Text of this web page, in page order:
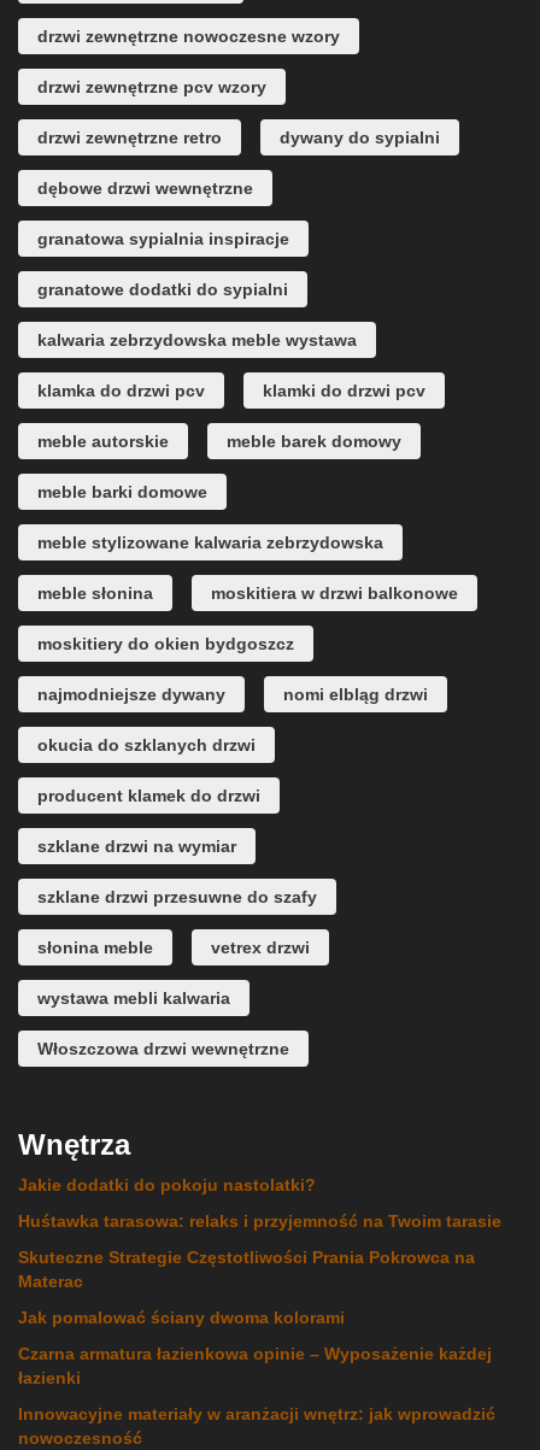
drzwi zewnętrzne nowoczesne wzory
drzwi zewnętrzne pcv wzory
drzwi zewnętrzne retro dywany do sypialni
dębowe drzwi wewnętrzne
granatowa sypialnia inspiracje
granatowe dodatki do sypialni
kalwaria zebrzydowska meble wystawa
klamka do drzwi pcv klamki do drzwi pcv
meble autorskie meble barek domowy
meble barki domowe
meble stylizowane kalwaria zebrzydowska
meble słonina moskitiera w drzwi balkonowe
moskitiery do okien bydgoszcz
najmodniejsze dywany nomi elbląg drzwi
okucia do szklanych drzwi
producent klamek do drzwi
szklane drzwi na wymiar
szklane drzwi przesuwne do szafy
słonina meble vetrex drzwi
wystawa mebli kalwaria
Włoszczowa drzwi wewnętrzne
Wnętrza
Jakie dodatki do pokoju nastolatki?
Huśtawka tarasowa: relaks i przyjemność na Twoim tarasie
Skuteczne Strategie Częstotliwości Prania Pokrowca na
Materac
Jak pomalować ściany dwoma kolorami
Czarna armatura łazienkowa opinie – Wyposażenie każdej
łazienki
Innowacyjne materiały w aranżacji wnętrz: jak wprowadzić
nowoczesność